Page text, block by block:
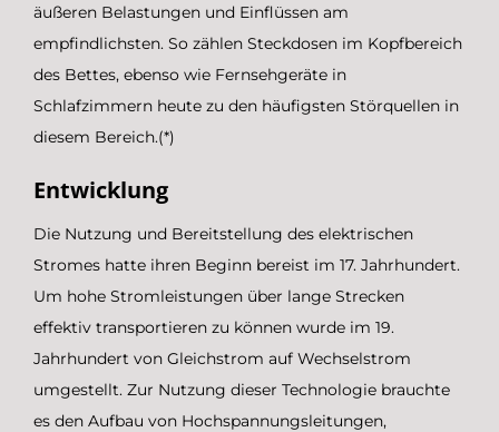
äußeren Belastungen und Einflüssen am
empfindlichsten. So zählen Steckdosen im Kopfbereich
des Bettes, ebenso wie Fernsehgeräte in
Schlafzimmern heute zu den häufigsten Störquellen in
diesem Bereich.(*)
Entwicklung
Die Nutzung und Bereitstellung des elektrischen
Stromes hatte ihren Beginn bereist im 17. Jahrhundert.
Um hohe Stromleistungen über lange Strecken
effektiv transportieren zu können wurde im 19.
Jahrhundert von Gleichstrom auf Wechselstrom
umgestellt. Zur Nutzung dieser Technologie brauchte
es den Aufbau von Hochspannungsleitungen,